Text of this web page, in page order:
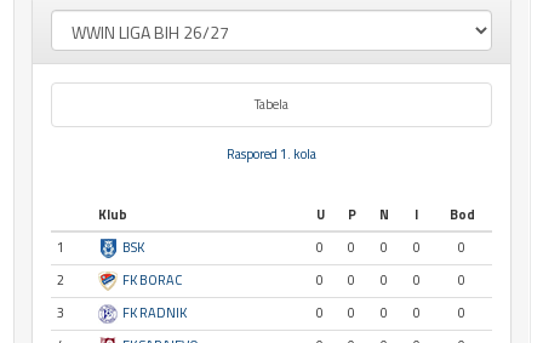
Tabela
Raspored 1. kola
Klub U P N I
Bod
1
BSK 0 0 0 0
0
2
FK BORAC 0 0 0 0
0
3
FK RADNIK 0 0 0 0
0